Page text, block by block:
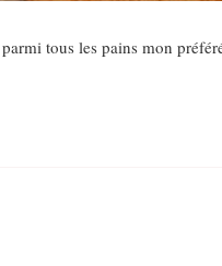
tous les pains mon